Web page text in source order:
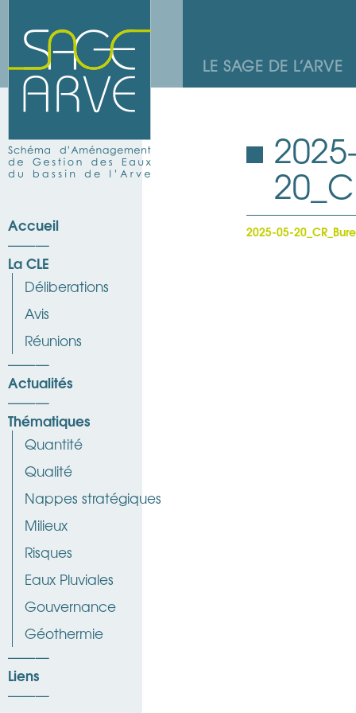
LE SAGE DE L’ARVE
Accueil
La CLE
Déliberations
Avis
Réunions
Actualités
Thématiques
Quantité
Qualité
Nappes stratégiques
Milieux
Risques
Eaux Pluviales
Gouvernance
Géothermie
Liens
2025-05-